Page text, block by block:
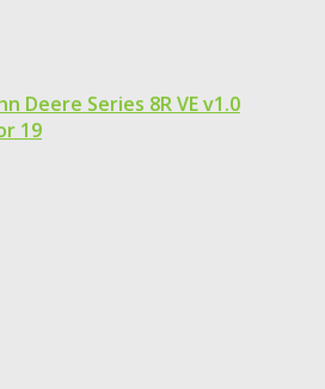
Deere Series 8R VE v1.0
19